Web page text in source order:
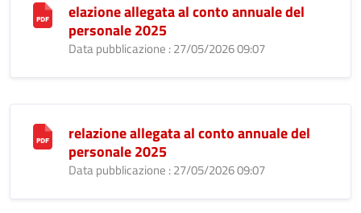
elazione allegata al conto annuale del
personale 2025
Data pubblicazione : 27/05/2026 09:07
relazione allegata al conto annuale del
personale 2025
Data pubblicazione : 27/05/2026 09:07